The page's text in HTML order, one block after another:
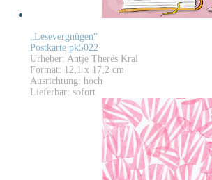
„Lesevergnügen“
Postkarte pk5022
Urheber: Antje Therés Kral
Format: 12,1 x 17,2 cm
Ausrichtung: hoch
Lieferbar: sofort